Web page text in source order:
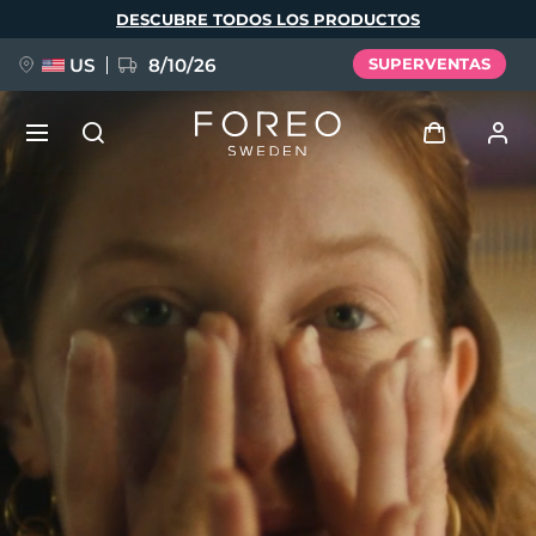
DESCUBRE TODOS LOS PRODUCTOS
US 8/10/26 SUPERVENTAS
Iniciar sesión
Perfil de usuario
Mis dispositivos
Mis pedidos
Mis direcciones
Mis suscripciones
FAQ™ Pure Beauty-Tech Elixir
issa™ Teeth Whitening Set
Deutsch
Español
Français
Italiano
Português
Русский
简体中文 繁體中文